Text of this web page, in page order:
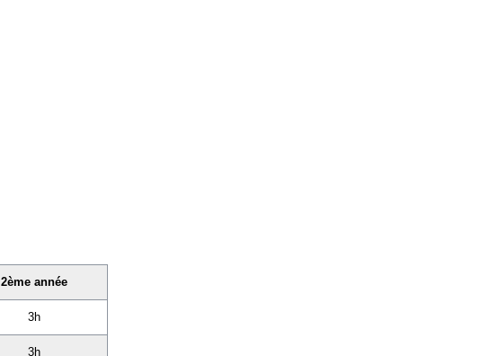
2ème année
3h
3h